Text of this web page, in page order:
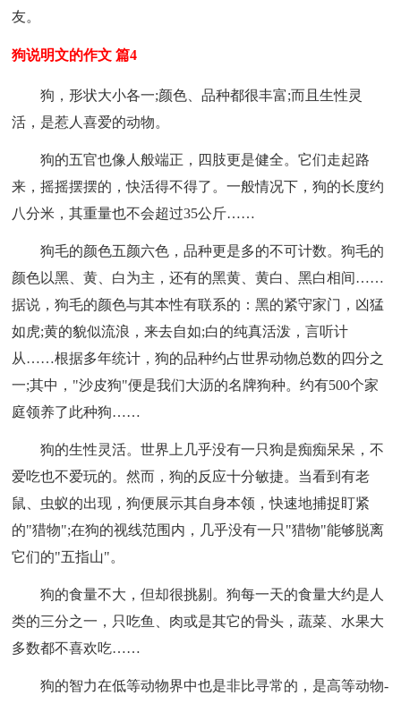
友。
狗说明文的作文 篇4
狗，形状大小各一;颜色、品种都很丰富;而且生性灵
活，是惹人喜爱的动物。
狗的五官也像人般端正，四肢更是健全。它们走起路
来，摇摇摆摆的，快活得不得了。一般情况下，狗的长度约
八分米，其重量也不会超过35公斤……
狗毛的颜色五颜六色，品种更是多的不可计数。狗毛的
颜色以黑、黄、白为主，还有的黑黄、黄白、黑白相间……
据说，狗毛的颜色与其本性有联系的：黑的紧守家门，凶猛
如虎;黄的貌似流浪，来去自如;白的纯真活泼，言听计
从……根据多年统计，狗的品种约占世界动物总数的四分之
一;其中，"沙皮狗"便是我们大沥的名牌狗种。约有500个家
庭领养了此种狗……
狗的生性灵活。世界上几乎没有一只狗是痴痴呆呆，不
爱吃也不爱玩的。然而，狗的反应十分敏捷。当看到有老
鼠、虫蚁的出现，狗便展示其自身本领，快速地捕捉盯紧
的"猎物";在狗的视线范围内，几乎没有一只"猎物"能够脱离
它们的"五指山"。
狗的食量不大，但却很挑剔。狗每一天的食量大约是人
类的三分之一，只吃鱼、肉或是其它的骨头，蔬菜、水果大
多数都不喜欢吃……
狗的智力在低等动物界中也是非比寻常的，是高等动物-